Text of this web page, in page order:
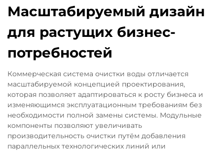
Масштабируемый дизайн
для растущих бизнес-
потребностей
Коммерческая система очистки воды отличается
масштабируемой концепцией проектирования,
которая позволяет адаптироваться к росту бизнеса и
изменяющимся эксплуатационным требованиям без
необходимости полной замены системы. Модульные
компоненты позволяют увеличивать
производительность очистки путём добавления
параллельных технологических линий или